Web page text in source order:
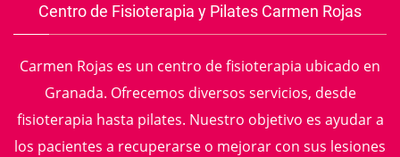
Centro de Fisioterapia y Pilates Carmen Rojas
Carmen Rojas es un centro de fisioterapia ubicado en
Granada. Ofrecemos diversos servicios, desde
fisioterapia hasta pilates. Nuestro objetivo es ayudar a
los pacientes a recuperarse o mejorar con sus lesiones